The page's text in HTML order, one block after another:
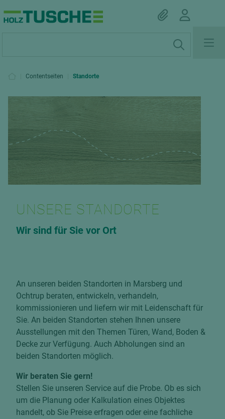
Contentseiten Standorte
UNSERE STANDORTE
Wir sind für Sie vor Ort
An unseren beiden Standorten in Marsberg und
Ochtrup beraten, entwickeln, verhandeln,
kommissionieren und liefern wir mit Leidenschaft für
Sie. An beiden Standorten stehen Ihnen unsere
Ausstellungen mit den Themen Türen, Wand, Boden &
Decke zur Verfügung. Auch Abholungen sind an
beiden Standorten möglich.
Wir beraten Sie gern!
Stellen Sie unseren Service auf die Probe. Ob es sich
um die Planung oder Kalkulation eines Objektes
handelt, ob Sie Preise erfragen oder eine fachliche